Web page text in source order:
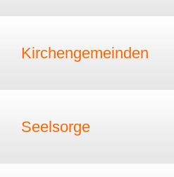
Kirchengemeinden
Seelsorge